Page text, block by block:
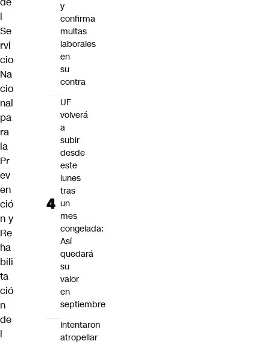
l
Se
rvi
cio
Na
cio
nal
pa
ra
la
Pr
ev
en
ció
n y
Re
ha
bili
ta
ció
n
de
l
y
confirma
multas
laborales
en
su
contra
UF
volverá
a
subir
desde
este
lunes
tras
un
mes
congelada:
Así
quedará
su
valor
en
septiembre
Intentaron
atropellar